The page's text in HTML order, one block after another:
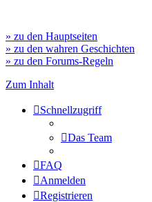
» zu den Hauptseiten
» zu den wahren Geschichten
» zu den Forums-Regeln
Zum Inhalt
Schnellzugriff
Das Team
FAQ
Anmelden
Registrieren